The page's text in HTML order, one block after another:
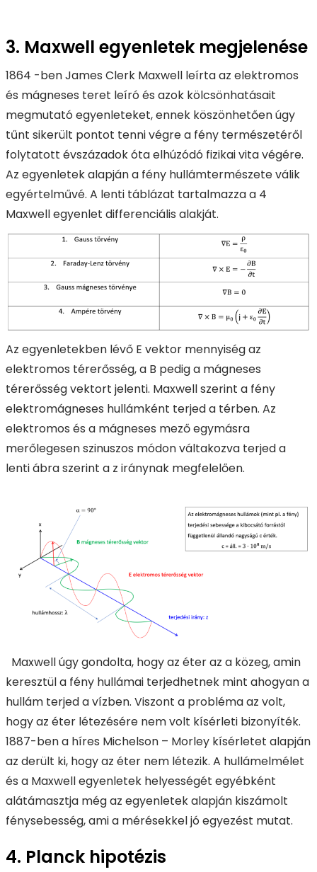
3. Maxwell egyenletek megjelenése
1864 -ben James Clerk Maxwell leírta az elektromos
és mágneses teret leíró és azok kölcsönhatásait
megmutató egyenleteket, ennek köszönhetően úgy
tűnt sikerült pontot tenni végre a fény természetéről
folytatott évszázadok óta elhúzódó fizikai vita végére.
Az egyenletek alapján a fény hullámtermészete válik
egyértelművé. A lenti táblázat tartalmazza a 4
Maxwell egyenlet differenciális alakját.
Az egyenletekben lévő E vektor mennyiség az
elektromos térerősség, a B pedig a mágneses
térerősség vektort jelenti. Maxwell szerint a fény
elektromágneses hullámként terjed a térben. Az
elektromos és a mágneses mező egymásra
merőlegesen szinuszos módon váltakozva terjed a
lenti ábra szerint a z iránynak megfelelően.
Maxwell úgy gondolta, hogy az éter az a közeg, amin
keresztül a fény hullámai terjedhetnek mint ahogyan a
hullám terjed a vízben. Viszont a probléma az volt,
hogy az éter létezésére nem volt kísérleti bizonyíték.
1887-ben a híres Michelson – Morley kísérletet alapján
az derült ki, hogy az éter nem létezik. A hullámelmélet
és a Maxwell egyenletek helyességét egyébként
alátámasztja még az egyenletek alapján kiszámolt
fénysebesség, ami a mérésekkel jó egyezést mutat.
4. Planck hipotézis